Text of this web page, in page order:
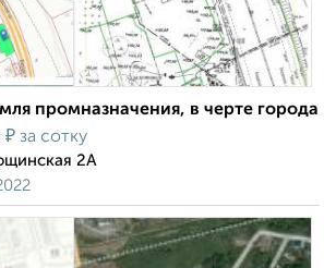
промназначения, в черте города
₽ за сотку
2А